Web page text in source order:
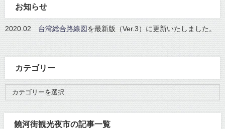
お知らせ
2020.02 台湾総合路線図 を最新版（Ver.3）に更新いたしました。
カテゴリー
饒河街観光夜市の記事一覧